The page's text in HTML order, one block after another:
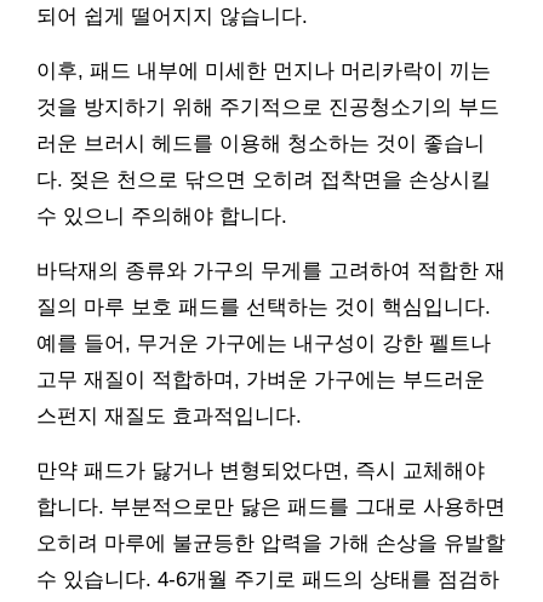
되어 쉽게 떨어지지 않습니다.
이후, 패드 내부에 미세한 먼지나 머리카락이 끼는
것을 방지하기 위해 주기적으로 진공청소기의 부드
러운 브러시 헤드를 이용해 청소하는 것이 좋습니
다. 젖은 천으로 닦으면 오히려 접착면을 손상시킬
수 있으니 주의해야 합니다.
바닥재의 종류와 가구의 무게를 고려하여 적합한 재
질의 마루 보호 패드를 선택하는 것이 핵심입니다.
예를 들어, 무거운 가구에는 내구성이 강한 펠트나
고무 재질이 적합하며, 가벼운 가구에는 부드러운
스펀지 재질도 효과적입니다.
만약 패드가 닳거나 변형되었다면, 즉시 교체해야
합니다. 부분적으로만 닳은 패드를 그대로 사용하면
오히려 마루에 불균등한 압력을 가해 손상을 유발할
수 있습니다. 4-6개월 주기로 패드의 상태를 점검하